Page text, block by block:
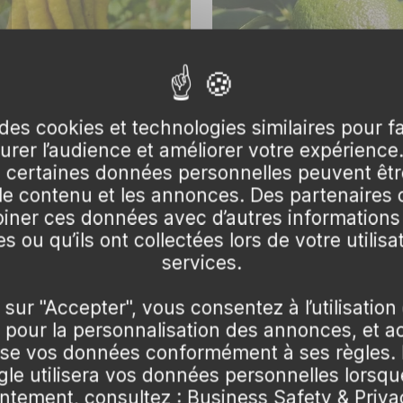
et les calibrachoas sont idéales pour apporter
grimpantes comme le jasmin, la glycine ou les
la hauteur et de l'ombre.
et le romarin sont non seulement utiles en cuisine,
faciles à entretenir.
Bouddha
€🌱 en stock
Pot 5L Touffe Pot 5L Tige Pot 10L
Citron vert
26,99 € – 116,99 €🌱 en
Pot 1.5L Tige Pot 5L Tige Pot
cookies et technologies similaires pour
l’audience et améliorer votre
données personnelles peuvent
contenu et les annonces. Des partenaires
ces données avec d’autres
ou qu’ils ont collectées lors de votre
services.
"Accepter", vous consentez à l’utilisation
la personnalisation des annonces, et
vos données conformément à ses règles.
utilisera vos données personnelles
consultez : Business Safety &